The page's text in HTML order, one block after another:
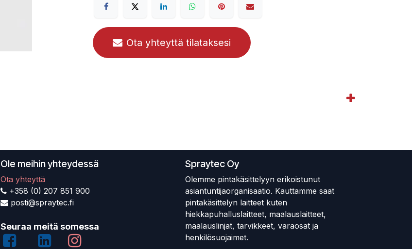
Ota yhteyttä tilataksesi
Ole meihin yhteydessä
Ota yhteyttä
+358 (0) 207 851 900
posti@spraytec.fi
Seuraa meitä somessa
Spraytec Oy
Olemme pintakäsittelyyn erikoistunut
asiantuntijaorganisaatio. Kauttamme saat
pintakäsittelyn laitteet kuten
hiekkapuhalluslaitteet, maalauslaitteet,
maalauslinjat, tarvikkeet, varaosat ja
henkilösuojaimet.